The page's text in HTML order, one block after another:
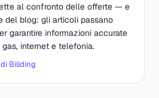
al confronto delle offerte — e
del blog: gli articoli passano
garantire informazioni accurate
internet e telefonia.
Billding